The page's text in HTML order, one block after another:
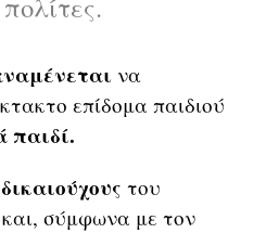
να
επίδομα παιδιού
παιδί.
του
και, σύμφωνα με τον